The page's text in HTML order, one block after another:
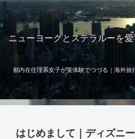
ニューヨークとステラルーを
都内在住理系女子が実体験でつづる｜海外旅
はじめまして｜ディズニ